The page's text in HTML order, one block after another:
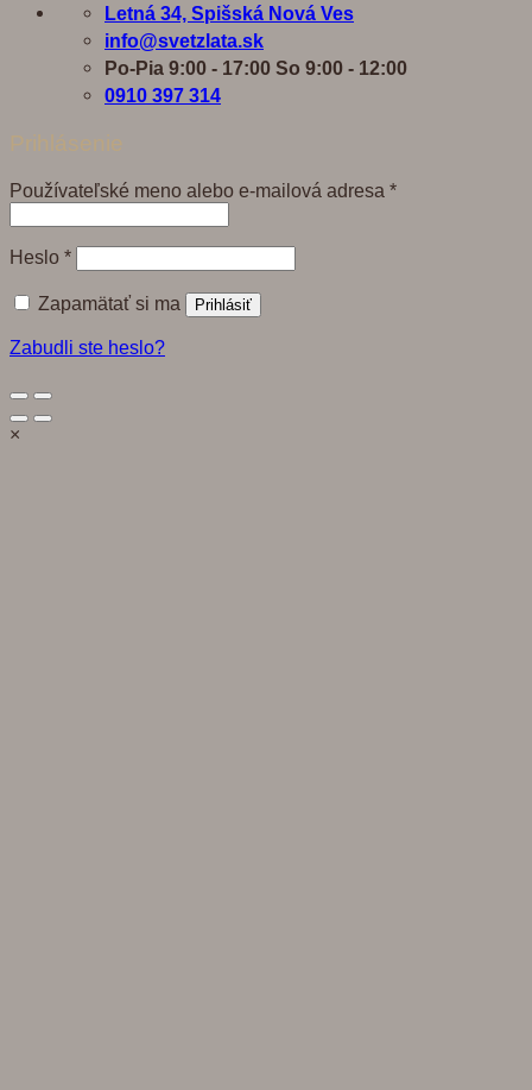
Letná 34, Spišská Nová Ves
info@svetzlata.sk
Po-Pia 9:00 - 17:00 So 9:00 - 12:00
0910 397 314
Prihlásenie
Používateľské meno alebo e-mailová adresa *Povinné
Heslo *Povinné
Zapamätať si ma Prihlásiť
Zabudli ste heslo?
×